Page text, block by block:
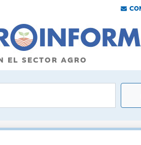
EL SECTOR AGRO